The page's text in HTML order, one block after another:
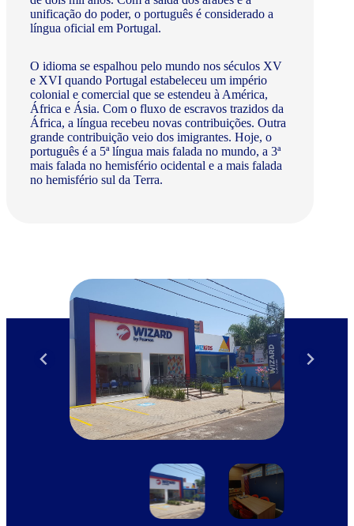
unificação do poder, o português é considerado a
língua oficial em Portugal.
O idioma se espalhou pelo mundo nos séculos XV
e XVI quando Portugal estabeleceu um império
colonial e comercial que se estendeu à América,
África e Ásia. Com o fluxo de escravos trazidos da
África, a língua recebeu novas contribuições. Outra
grande contribuição veio dos imigrantes. Hoje, o
português é a 5ª língua mais falada no mundo, a 3ª
mais falada no hemisfério ocidental e a mais falada
no hemisfério sul da Terra.